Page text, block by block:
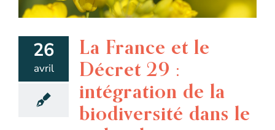
26
avril
La France et le
Décret 29 :
intégration de la
biodiversité dans le